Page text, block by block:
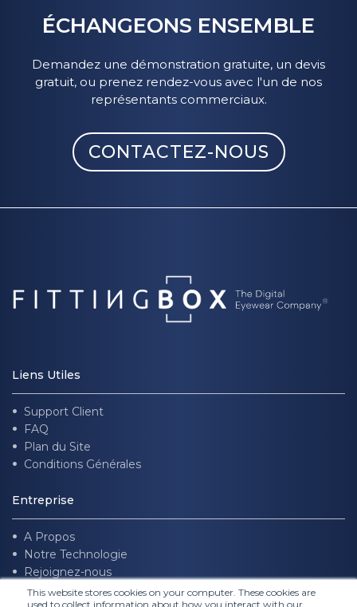
This website stores cookies on your computer. These cookies are
used to collect information about how you interact with our
ÉCHANGEONS ENSEMBLE
Demandez une démonstration gratuite, un devis
gratuit, ou prenez rendez-vous avec l'un de nos
représentants commerciaux.
CONTACTEZ-NOUS
Liens Utiles
Support Client
FAQ
Plan du Site
Conditions Générales
Entreprise
A Propos
Notre Technologie
Rejoignez-nous